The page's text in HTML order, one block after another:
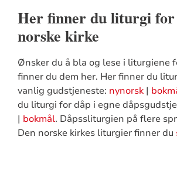
Her finner du liturgi for
norske kirke
Ønsker du å bla og lese i liturgiene
finner du dem her. Her finner du
vanlig gudstjeneste: nynorsk|
du liturgi for dåp i egne
| bokmål. Dåpssliturgien på flere
Den norske kirkes liturgier finner du